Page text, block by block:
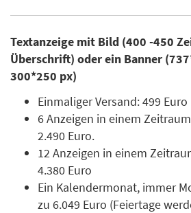
Textanzeige mit Bild (400 -450
Überschrift) oder ein Banner
300*250 px)
Einmaliger Versand: 499 Euro
6 Anzeigen in einem
2.490 Euro.
12 Anzeigen in einem
4.380 Euro
Ein Kalendermonat, immer
zu 6.049 Euro (Feiertage